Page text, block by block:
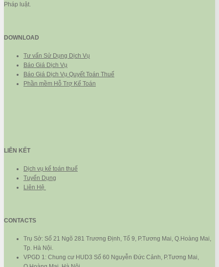
Pháp luật.
DOWNLOAD
Tư vấn Sử Dụng Dịch Vụ
Báo Giá Dịch Vụ
Báo Giá Dịch Vụ Quyết Toán Thuế
Phần mềm Hỗ Trợ Kế Toán
LIÊN KẾT
Dịch vụ kế toán thuế
Tuyển Dụng
Liên Hệ
CONTACTS
Trụ Sở: Số 21 Ngõ 281 Trương Định, Tổ 9, P.Tương Mai, Q.Hoàng Mai,
Tp. Hà Nội.
VPGD 1: Chung cư HUD3 Số 60 Nguyễn Đức Cảnh, P.Tương Mai,